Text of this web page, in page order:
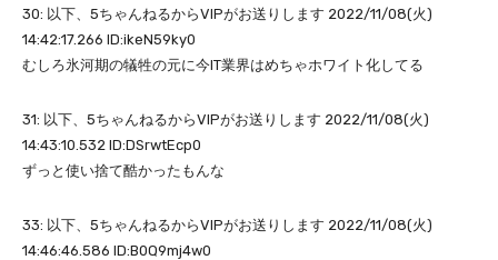
30: 以下、5ちゃんねるからVIPがお送りします 2022/11/08(火)
14:42:17.266 ID:ikeN59ky0
むしろ氷河期の犠牲の元に今IT業界はめちゃホワイト化してる
31: 以下、5ちゃんねるからVIPがお送りします 2022/11/08(火)
14:43:10.532 ID:DSrwtEcp0
ずっと使い捨て酷かったもんな
33: 以下、5ちゃんねるからVIPがお送りします 2022/11/08(火)
14:46:46.586 ID:B0Q9mj4w0